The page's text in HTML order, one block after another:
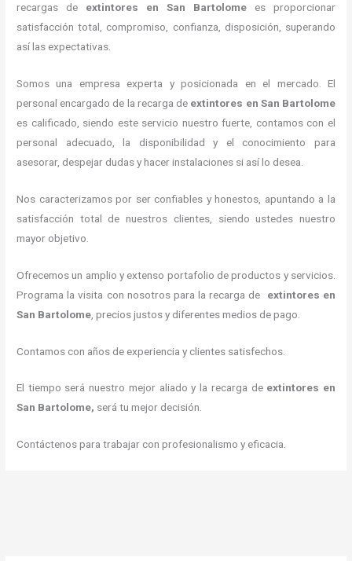
recargas de extintores en San Bartolome es proporcionar
satisfacción total, compromiso, confianza, disposición, superando
así las expectativas.
Somos una empresa experta y posicionada en el mercado. El
personal encargado de la recarga de extintores en San Bartolome
es calificado, siendo este servicio nuestro fuerte, contamos con el
personal adecuado, la disponibilidad y el conocimiento para
asesorar, despejar dudas y hacer instalaciones si así lo desea.
Nos caracterizamos por ser confiables y honestos, apuntando a la
satisfacción total de nuestros clientes, siendo ustedes nuestro
mayor objetivo.
Ofrecemos un amplio y extenso portafolio de productos y servicios.
Programa la visita con nosotros para la recarga de extintores en
San Bartolome , precios justos y diferentes medios de pago.
Contamos con años de experiencia y clientes satisfechos.
El tiempo será nuestro mejor aliado y la recarga de extintores en
San Bartolome, será tu mejor decisión.
Contáctenos para trabajar con profesionalismo y eficacia.